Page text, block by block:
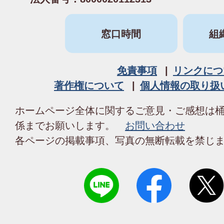
窓口時間 組
免責事項
リンクに
著作権について
個人情報の取り扱
ホームページ全体に関するご意見・ご感想は
係までお願いします。 お問い合わせ
各ページの掲載事項、写真の無断転載を禁じ